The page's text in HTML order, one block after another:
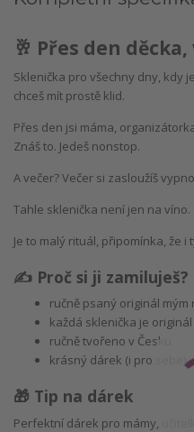
🥂 Přes den
Sklenička pro všechny dny, kdy
chceš mít prostě klid.
Přes den jsi máma,
Znáš to. Jedeš nonstop.
A večer? Večer si zasloužíš
Tahle sklenička není jen na víno.
Je to malý rituál, připomínka, že
✍️ Proč si ji zamiluješ?
ručně psaný originál mým
každá sklenička je originál
ručně tvořeno v Česku
krásný dárek (i pro sebe)
🎁 Tip na dárek
Perfektní dárek pro mámy,